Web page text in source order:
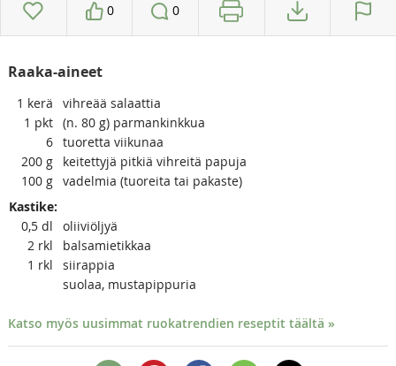
0 0
Raaka-aineet
1 kerä
vihreää salaattia
1 pkt (n. 80 g) parmankinkkua
6 tuoretta viikunaa
200 g
keitettyjä pitkiä vihreitä papuja
100 g vadelmia (tuoreita tai pakaste)
Kastike:
0,5 dl
oliiviöljyä
2 rkl
balsamietikkaa
1 rkl
siirappia
suolaa, mustapippuria
Katso myös uusimmat ruokatrendien reseptit täältä »